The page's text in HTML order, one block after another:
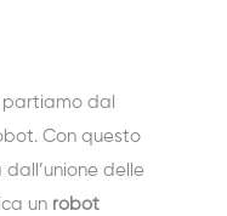
dal
Con questo
delle
un robot